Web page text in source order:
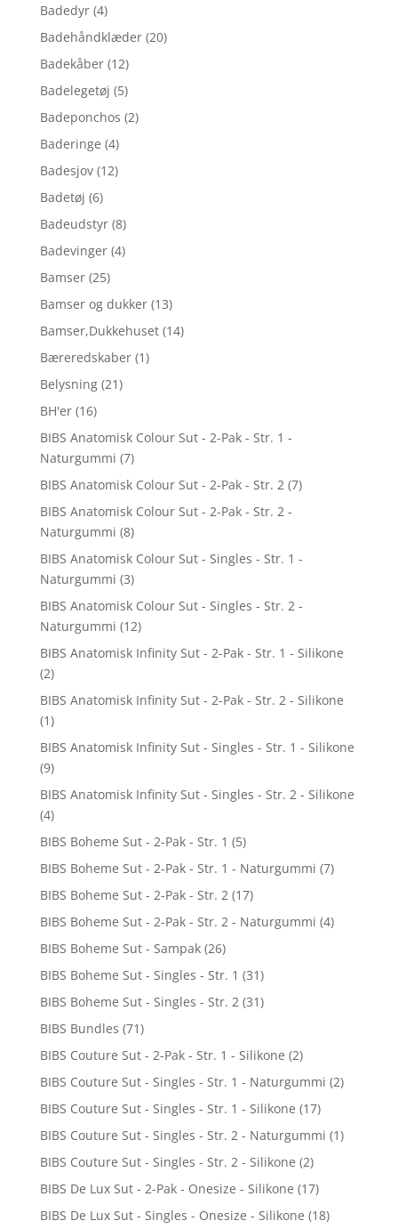
Badedyr (4)
Badehåndklæder (20)
Badekåber (12)
Badelegetøj (5)
Badeponchos (2)
Baderinge (4)
Badesjov (12)
Badetøj (6)
Badeudstyr (8)
Badevinger (4)
Bamser (25)
Bamser og dukker (13)
Bamser,Dukkehuset (14)
Bæreredskaber (1)
Belysning (21)
BH'er (16)
BIBS Anatomisk Colour Sut - 2-Pak - Str. 1 -
Naturgummi (7)
BIBS Anatomisk Colour Sut - 2-Pak - Str. 2 (7)
BIBS Anatomisk Colour Sut - 2-Pak - Str. 2 -
Naturgummi (8)
BIBS Anatomisk Colour Sut - Singles - Str. 1 -
Naturgummi (3)
BIBS Anatomisk Colour Sut - Singles - Str. 2 -
Naturgummi (12)
BIBS Anatomisk Infinity Sut - 2-Pak - Str. 1 - Silikone
(2)
BIBS Anatomisk Infinity Sut - 2-Pak - Str. 2 - Silikone
(1)
BIBS Anatomisk Infinity Sut - Singles - Str. 1 - Silikone
(9)
BIBS Anatomisk Infinity Sut - Singles - Str. 2 - Silikone
(4)
BIBS Boheme Sut - 2-Pak - Str. 1 (5)
BIBS Boheme Sut - 2-Pak - Str. 1 - Naturgummi (7)
BIBS Boheme Sut - 2-Pak - Str. 2 (17)
BIBS Boheme Sut - 2-Pak - Str. 2 - Naturgummi (4)
BIBS Boheme Sut - Sampak (26)
BIBS Boheme Sut - Singles - Str. 1 (31)
BIBS Boheme Sut - Singles - Str. 2 (31)
BIBS Bundles (71)
BIBS Couture Sut - 2-Pak - Str. 1 - Silikone (2)
BIBS Couture Sut - Singles - Str. 1 - Naturgummi (2)
BIBS Couture Sut - Singles - Str. 1 - Silikone (17)
BIBS Couture Sut - Singles - Str. 2 - Naturgummi (1)
BIBS Couture Sut - Singles - Str. 2 - Silikone (2)
BIBS De Lux Sut - 2-Pak - Onesize - Silikone (17)
BIBS De Lux Sut - Singles - Onesize - Silikone (18)